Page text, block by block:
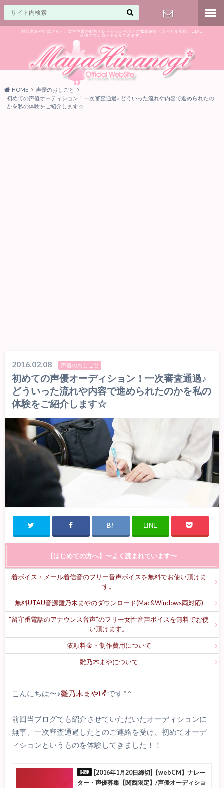
雛乃木まや公式サイト。女性声優の動画ナレーションやボイス収録依頼・ボーカル依頼、UTAU
音源ダウンロード等ができます。
気軽に♪
HOME
声優のおしごと
初めての声優オーディション！一次審査通過♪ どういった流れや内容で進められたの
かを私の体験をご紹介します☆
2016.02.08 声優のおしごと
初めての声優オーディション！一次審査通過♪
どういった流れや内容で進められたのかを私の
体験をご紹介します☆
LINE
【はじめての方へ】〜よく読まれています〜
着ボイス・メール着信音のフリー音声ボイスを無料でお使い頂けま
す。
無料UTAU音源雛乃木まやのダウンロード(Mac&Windows両対応)
“留守番電話のアナウンス音声”のフリー女性音声ボイスを無料でお使
い頂けます。
依頼料金・制作費用について
雛乃木まやについて
こんにちは〜♪雛乃木まや です^^
前回当ブログでも紹介させていただいたオーディションに
無事、一次審査通過したとのご連絡を受け、初めてオーデ
ィションというものを体験してきました！！
[2016年1月20日締切]【webCM】ナレー
ター・声優募集【関西限定】/声優オーディショ